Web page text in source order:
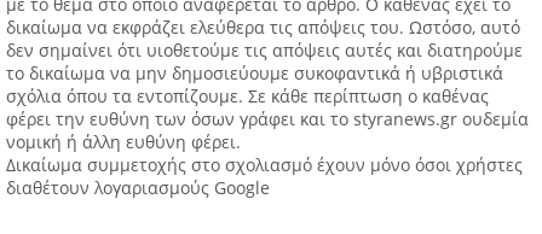
δικαίωμα να εκφράζει ελεύθερα τις απόψεις του. Ωστόσο, αυτό
δεν σημαίνει ότι υιοθετούμε τις απόψεις αυτές και διατηρούμε
το δικαίωμα να μην δημοσιεύουμε συκοφαντικά ή υβριστικά
σχόλια όπου τα εντοπίζουμε. Σε κάθε περίπτωση ο καθένας
φέρει την ευθύνη των όσων γράφει και το styranews.gr ουδεμία
νομική ή άλλη ευθύνη φέρει.
Δικαίωμα συμμετοχής στο σχολιασμό έχουν μόνο όσοι χρήστες
διαθέτουν λογαριασμούς Google